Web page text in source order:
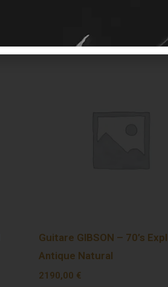
Guitare GIBSON – 70’s
Antique Natural
2190,00 €